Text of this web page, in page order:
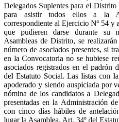
Delegados Suplentes para el
para asistir todos ellos a la
correspondiente al Ejercicio Nº 54 y
que pudieren darse durante su
Asambleas de Distrito, se
número de asociados presentes, si
en la Convocatoria no se hubiese
asociados registrados en el padrón
del Estatuto Social. Las listas con
apoderado y siendo auspiciada por
nómina de los candidatos a
presentadas en la Administración
con cinco días hábiles de
lugar la Asamblea. Art. 34º del